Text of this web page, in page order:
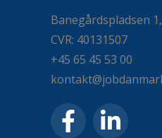
Banegårdspladsen
CVR: 40131507
+45 65 45 53 00